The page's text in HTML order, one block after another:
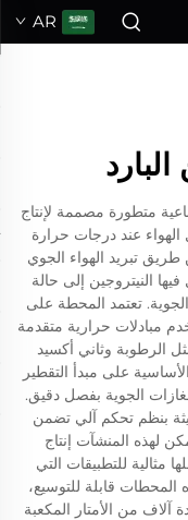
AR
متطورة مصممة لإنتاج
عند درجات حرارة
تبريد الهواء الجوي
فيها النيتروجين إلى حالة
تعتمد المحطة على
مبادلات حرارية متقدمة
الرطوبة وثاني أكسيد
على مبدأ التقطير
الجوية بفصل دقيق.
بنظم تحكم آلي تضمن
لهذه المنشآت إنتاج
99.999%، ما يجعلها مثالية للتطبيقات التي
المحطات قابلة للتوسيع،
آلاف من الأمتار المكعبة